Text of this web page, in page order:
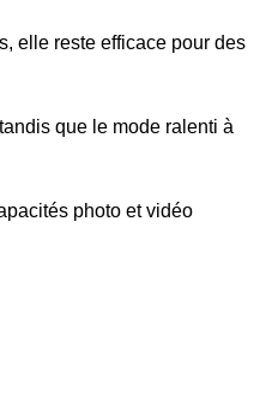
elle reste efficace pour des
que le mode ralenti à
photo et vidéo